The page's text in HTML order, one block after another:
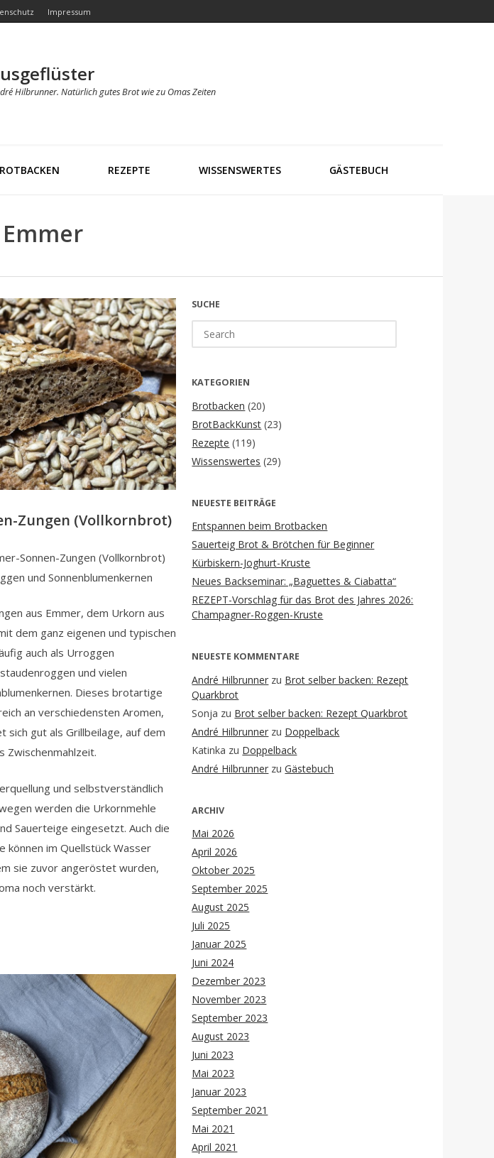
Impressum
Hilbrunner. Natürlich gutes Brot wie zu Omas Zeiten
REZEPTE WISSENSWERTES GÄSTEBUCH
Zungen (Vollkornbrot)
Sonnen-Zungen (Vollkornbrot)
und Sonnenblumenkernen
aus Emmer, dem Urkorn aus
dem ganz eigenen und typischen
auch als Urroggen
und vielen
Dieses brotartige
an verschiedensten Aromen,
sich gut als Grillbeilage, auf dem
Zwischenmahlzeit.
und selbstverständlich
werden die Urkornmehle
Sauerteige eingesetzt. Auch die
können im Quellstück Wasser
sie zuvor angeröstet wurden,
noch verstärkt.
SUCHE
for:
KATEGORIEN
Brotbacken (20)
BrotBackKunst (23)
Rezepte (119)
Wissenswertes (29)
NEUESTE BEITRÄGE
Entspannen beim Brotbacken
Sauerteig Brot & Brötchen für Beginner
Kürbiskern-Joghurt-Kruste
Neues Backseminar: „Baguettes & Ciabatta“
REZEPT-Vorschlag für das Brot des Jahres 2026:
Champagner-Roggen-Kruste
NEUESTE KOMMENTARE
André Hilbrunner zu Brot selber backen: Rezept
Quarkbrot
Sonja zu Brot selber backen: Rezept Quarkbrot
André Hilbrunner zu Doppelback
Katinka zu Doppelback
André Hilbrunner zuGästebuch
ARCHIV
Mai 2026
April 2026
Oktober 2025
September 2025
August 2025
Juli 2025
Januar 2025
Juni 2024
Dezember 2023
November 2023
September 2023
August 2023
Juni 2023
Mai 2023
Januar 2023
September 2021
Mai 2021
April 2021